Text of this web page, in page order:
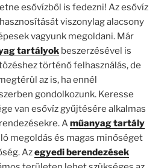
esővízből is fedezni! Az esővíz
viszonylag alacsony
vagyunk megoldani. Már
tartályok beszerzésével is
történő felhasználás, de
az is, ha ennél
gondolkozunk. Keresse
van esővíz gyűjtésére alkalmas
Aműanyag tartály
megoldás és magas minőséget
Azegyedi berendezések